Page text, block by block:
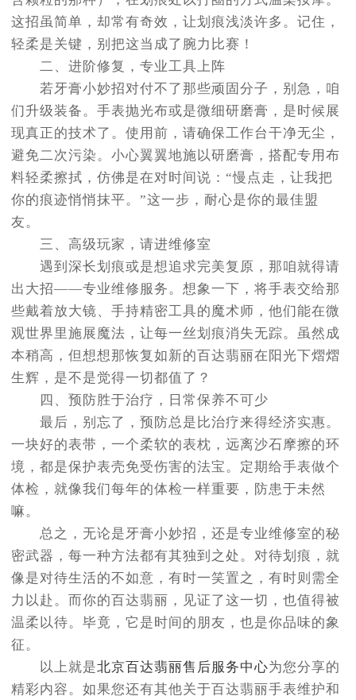
这招虽简单，却常有奇效，让划痕浅淡许多。记住，
轻柔是关键，别把这当成了腕力比赛！
二、进阶修复，专业工具上阵
若牙膏小妙招对付不了那些顽固分子，别急，咱
们升级装备。手表抛光布或是微细研磨膏，是时候展
现真正的技术了。使用前，请确保工作台干净无尘，
避免二次污染。小心翼翼地施以研磨膏，搭配专用布
料轻柔擦拭，仿佛是在对时间说：“慢点走，让我把
你的痕迹悄悄抹平。”这一步，耐心是你的最佳盟
友。
三、高级玩家，请进维修室
遇到深长划痕或是想追求完美复原，那咱就得请
出大招——专业维修服务。想象一下，将手表交给那
些戴着放大镜、手持精密工具的魔术师，他们能在微
观世界里施展魔法，让每一丝划痕消失无踪。虽然成
本稍高，但想想那恢复如新的百达翡丽在阳光下熠熠
生辉，是不是觉得一切都值了？
四、预防胜于治疗，日常保养不可少
最后，别忘了，预防总是比治疗来得经济实惠。
一块好的表带，一个柔软的表枕，远离沙石摩擦的环
境，都是保护表壳免受伤害的法宝。定期给手表做个
体检，就像我们每年的体检一样重要，防患于未然
嘛。
总之，无论是牙膏小妙招，还是专业维修室的秘
密武器，每一种方法都有其独到之处。对待划痕，就
像是对待生活的不如意，有时一笑置之，有时则需全
力以赴。而你的百达翡丽，见证了这一切，也值得被
温柔以待。毕竟，它是时间的朋友，也是你品味的象
征。
以上就是北京百达翡丽售后服务中心为您分享的
精彩内容。如果您还有其他关于百达翡丽手表维护和